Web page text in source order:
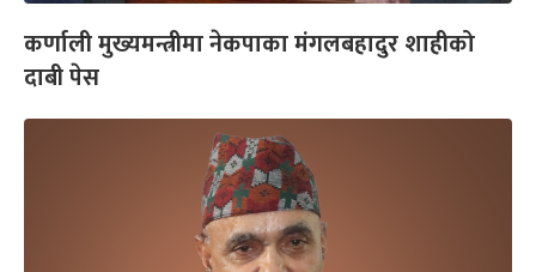
कर्णाली मुख्यमन्त्रीमा नेकपाका मंगलबहादुर शाहीको
दाबी पेस